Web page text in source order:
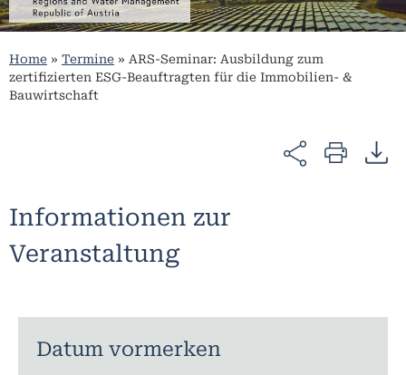
Home » Termine » ARS-Seminar: Ausbildung zum
zertifizierten ESG-Beauftragten für die Immobilien- &
Bauwirtschaft
Informationen zur
Veranstaltung
Datum vormerken